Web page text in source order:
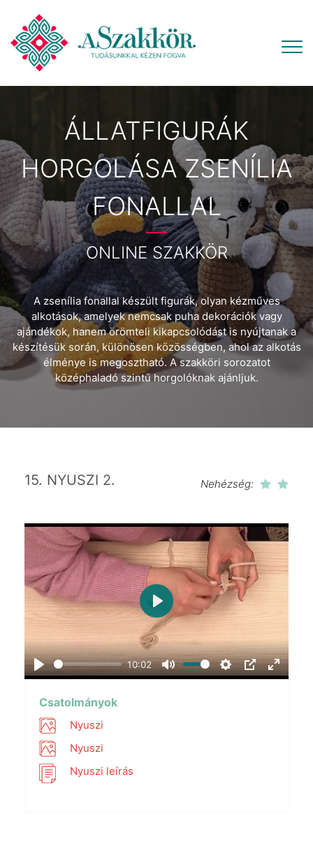
ÁLLATFIGURÁK
HORGOLÁSA ZSENÍLIA
FONALLAL
ONLINE SZAKKÖR
A zsenília fonallal készült figurák, olyan kézműves
alkotások, amelyek nemcsak puha dekorációk vagy
ajándékok, hanem örömteli kikapcsolódást is nyújtanak a
készítésük során, különösen közösségben, ahol az alkotás
élménye is megosztható. A szakköri sorozatot
középhaladó szintű horgolóknak ajánljuk.
15. NYUSZI 2. Nehézség:
Play
10:02
Mute Settings
PIP Enter
Play
Csatolmányok
Nyuszi
Nyuszi
Nyuszi leírás